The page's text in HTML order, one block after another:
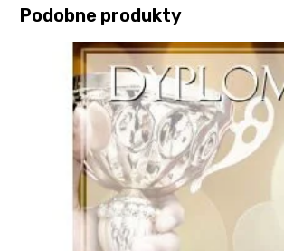
Podobne produkty